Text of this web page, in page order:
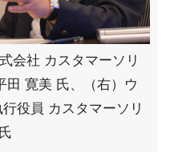
会社 カスタマーソリ
田 寛美 氏、（右）ウ
役員 カスタマーソリ